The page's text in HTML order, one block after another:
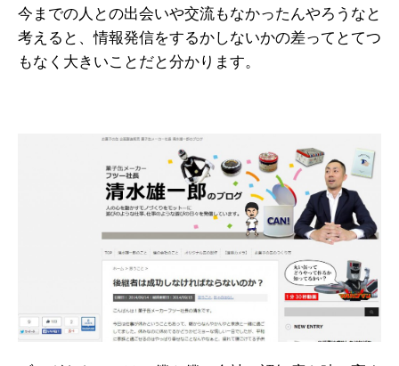
今までの人との出会いや交流もなかったんやろうなと
考えると、情報発信をするかしないかの差ってとてつ
もなく大きいことだと分かります。